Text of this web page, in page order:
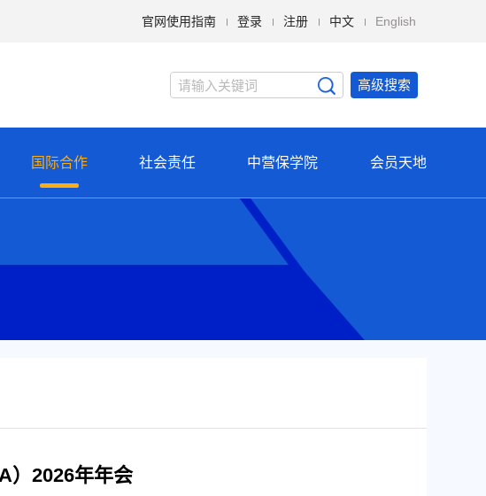
官网使用指南 登录 注册 中文 English
高级搜索
国际合作 社会责任 中营保学院 会员天地
）2026年年会